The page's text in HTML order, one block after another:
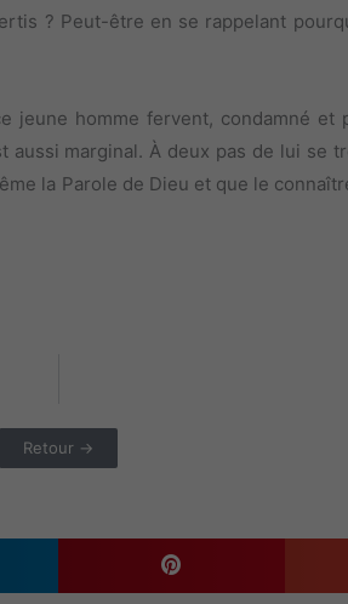
? Peut-être en se rappelant
homme fervent, condamné
marginal. À deux pas de lui se
la Parole de Dieu et que le
Retour →